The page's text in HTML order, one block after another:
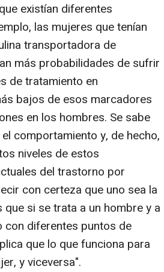
existían diferentes
las mujeres que tenían
transportadora de
más probabilidades de sufrir
de tratamiento en
bajos de esos marcadores
en los hombres. Se sabe
comportamiento y, de hecho,
niveles de estos
del trastorno por
con certeza que uno sea la
si se trata a un hombre y a
con diferentes puntos de
que lo que funciona para
y viceversa".